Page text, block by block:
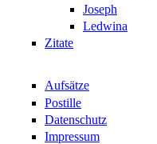
Joseph
Ledwina
Zitate
Aufsätze
Postille
Datenschutz
Impressum